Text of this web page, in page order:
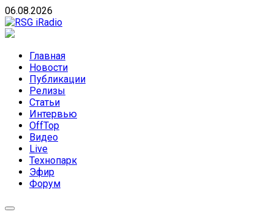
Skip
to
content
06.08.2026
Главная
Новости
Публикации
Релизы
Статьи
Интервью
OffTop
Видео
Live
Технопарк
Эфир
Форум